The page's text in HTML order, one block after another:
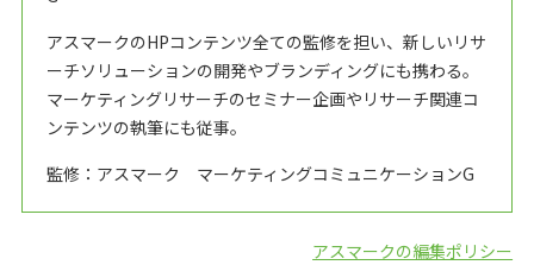
アスマークのHPコンテンツ全ての監修を担い、新しいリサ
ーチソリューションの開発やブランディングにも携わる。
マーケティングリサーチのセミナー企画やリサーチ関連コ
ンテンツの執筆にも従事。
監修：アスマーク マーケティングコミュニケーションG
アスマークの編集ポリシー